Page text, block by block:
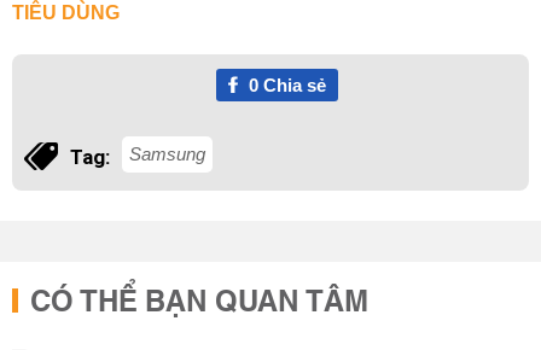
TIÊU DÙNG
0Chia sẻ
Tag: Samsung
CÓ THỂ BẠN QUAN TÂM